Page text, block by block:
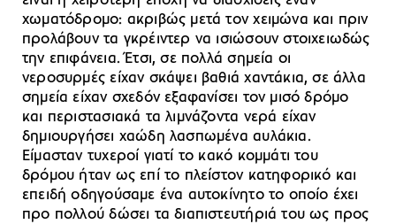
χωματόδρομο: ακριβώς μετά τον χειμώνα και πριν
προλάβουν τα γκρέιντερ να ισιώσουν στοιχειωδώς
την επιφάνεια. Έτσι, σε πολλά σημεία οι
νεροσυρμές είχαν σκάψει βαθιά χαντάκια, σε άλλα
σημεία είχαν σχεδόν εξαφανίσει τον μισό δρόμο
και περιστασιακά τα λιμνάζοντα νερά είχαν
δημιουργήσει χαώδη λασπωμένα αυλάκια.
Είμασταν τυχεροί γιατί το κακό κομμάτι του
δρόμου ήταν ως επί το πλείστον κατηφορικό και
επειδή οδηγούσαμε ένα αυτοκίνητο το οποίο έχει
προ πολλού δώσει τα διαπιστευτήριά του ως προς